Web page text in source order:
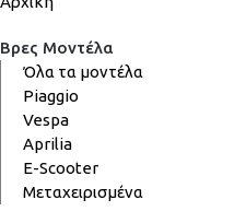
Βρες Μοντέλα
Όλα τα μοντέλα
Piaggio
Vespa
Aprilia
E-Scooter
Μεταχειρισμένα